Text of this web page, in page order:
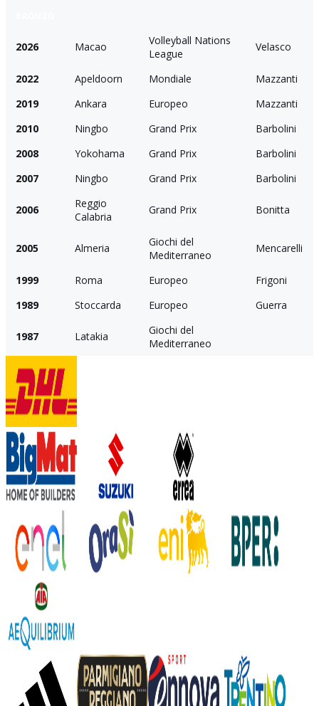
2026 Macao
Volleyball Nations
League
Velasco
2022 Apeldoorn Mondiale
Mazzanti
2019
Ankara Europeo
Mazzanti
2010
Ningbo Grand Prix
Barbolini
2008
Yokohama Grand Prix
Barbolini
2007
Ningbo Grand Prix Barbolini
2006
Reggio
Calabria
Grand Prix Bonitta
2005 Almeria
Giochi del
Mediterraneo
Mencarelli
1999 Roma Europeo
Frigoni
1989
Stoccarda Europeo Guerra
1987 Latakia
Giochi del
Mediterraneo